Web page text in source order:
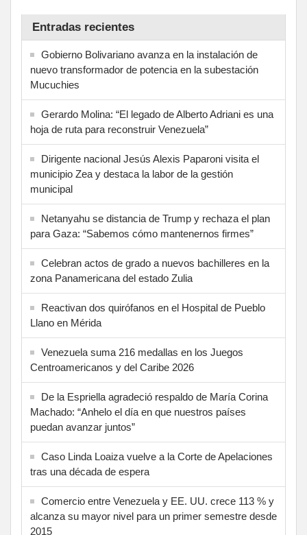
Entradas recientes
Gobierno Bolivariano avanza en la instalación de
nuevo transformador de potencia en la subestación
Mucuchies
Gerardo Molina: “El legado de Alberto Adriani es una
hoja de ruta para reconstruir Venezuela”
Dirigente nacional Jesús Alexis Paparoni visita el
municipio Zea y destaca la labor de la gestión
municipal
Netanyahu se distancia de Trump y rechaza el plan
para Gaza: “Sabemos cómo mantenernos firmes”
Celebran actos de grado a nuevos bachilleres en la
zona Panamericana del estado Zulia
Reactivan dos quirófanos en el Hospital de Pueblo
Llano en Mérida
Venezuela suma 216 medallas en los Juegos
Centroamericanos y del Caribe 2026
De la Espriella agradeció respaldo de María Corina
Machado: “Anhelo el día en que nuestros países
puedan avanzar juntos”
Caso Linda Loaiza vuelve a la Corte de Apelaciones
tras una década de espera
Comercio entre Venezuela y EE. UU. crece 113 % y
alcanza su mayor nivel para un primer semestre desde
2015